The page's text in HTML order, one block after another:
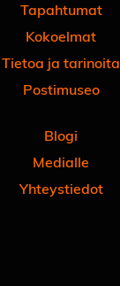
Tapahtumat
Kokoelmat
Tietoa ja tarinoita
Postimuseo
Blogi
Medialle
Yhteystiedot